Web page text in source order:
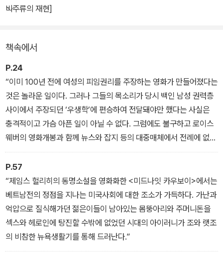
억압이 생산의 근거로 기능했음을 예시하는 사료이기도 하다. 영화
을 하는 것이다. 이런 맥락에서 이 책이 다루고 있는 영화는 일종의 성
현대사의 흐름을 조명하는 지표로 읽을 수 있는 작품들 혹은 영화적
경향을 설명한다.
비주류의 재현]
책속에서
P.24
“이미 100년 전에 여성의 피임권리를 주장하는 영화가 만들어졌다는
것은 놀라운 일이다. 그러나 그들의 목소리가 당시 백인 남성 권력층
사이에서 주장되던 ‘우생학’에 편승하여 전달돼야만 했다는 사실은
충격적이고 가슴 아픈 일이 아닐 수 없다. 그럼에도 불구하고 로이스
웨버의 영화개봉과 함께 뉴스와 잡지 등의 대중매체에서 전례에 없던
피임과 여성의 권리에 대한 관심이 쏟아지고 논박이 일어났다는 것은
매우 유의미한 기여가 아닐 수 없다. 이후 여성의 피임권은 영화의 개
봉 이후 44년이 흘러, 1960년 FDA가 최초로 피임약을 승인하면서
이루어졌고 승리를 목도한 마가렛 생어는 1년 후 투쟁의 삶을 마감했
다.”
P.57
“제임스 헐리히의 동명소설을 영화화한 <미드나잇 카우보이>에서는
베트남전의 정점을 지나는 미국사회에 대한 조소가 가득하다. 가난과
억압으로 질식해가던 젊은이들이 남아있는 몸뚱아리와 주머니돈을
섹스와 헤로인에 탕진할 수밖에 없었던 시대의 아이러니가 조와 랫조
의 비참한 뉴욕생활기를 통해 드러난다.”